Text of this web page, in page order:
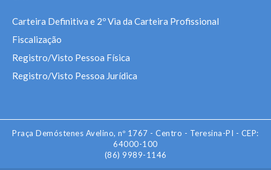
Carteira Definitiva e 2º Via da Carteira Profissional
Fiscalização
Registro/Visto Pessoa Física
Registro/Visto Pessoa Jurídica
Praça Demóstenes Avelino, nº 1767 - Centro - Teresina-PI - CEP:
64000-100
(86) 9989-1146